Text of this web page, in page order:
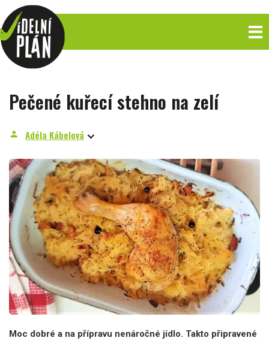
Pečené kuřecí stehno na zelí
person Adéla Kábelová
Moc dobré a na přípravu nenáročné jídlo. Takto připravené